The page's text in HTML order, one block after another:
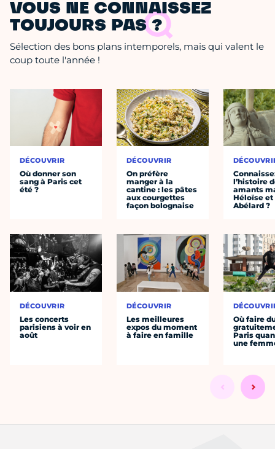
VOUS NE CONNAISSEZ
TOUJOURS PAS ?
Sélection des bons plans intemporels, mais qui valent le
coup toute l'année !
DÉCOUVRIR
Où donner son
sang à Paris cet
été ?
DÉCOUVRIR
Les concerts
parisiens à voir en
août
DÉCOUVRIR
On préfère
manger à la
cantine : les pâtes
aux courgettes
façon bolognaise
DÉCOUVRIR
Les meilleures
expos du moment
à faire en famille
l’histoire
amants
Héloïse et
Abélard ?
Où faire
Paris
une